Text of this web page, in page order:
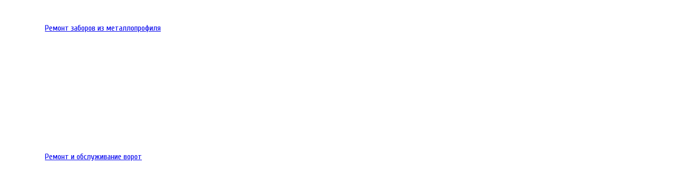
Ремонт заборов из металлопрофиля
Ремонт и обслуживание ворот